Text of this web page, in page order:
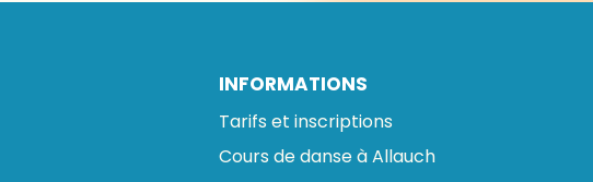
INFORMATIONS
Tarifs et inscriptions
Cours de danse à Allauch